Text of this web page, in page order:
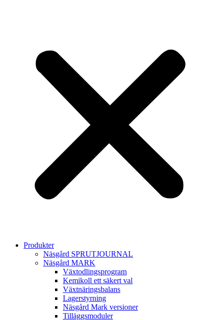
Produkter
Näsgård SPRUTJOURNAL
Näsgård MARK
Växtodlingsprogram
Kemikoll ett säkert val
Växtnäringsbalans
Lagerstyrning
Näsgård Mark versioner
Tilläggsmoduler